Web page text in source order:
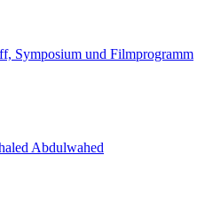
Symposium und Filmprogramm
Abdulwahed